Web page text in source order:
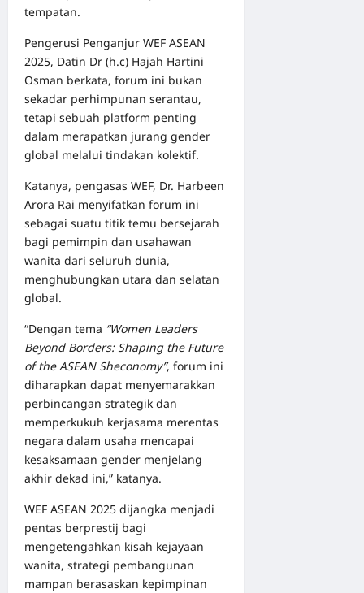
tempatan.
Pengerusi Penganjur WEF ASEAN
2025, Datin Dr (h.c) Hajah Hartini
Osman berkata, forum ini bukan
sekadar perhimpunan serantau,
tetapi sebuah platform penting
dalam merapatkan jurang gender
global melalui tindakan kolektif.
Katanya, pengasas WEF, Dr. Harbeen
Arora Rai menyifatkan forum ini
sebagai suatu titik temu bersejarah
bagi pemimpin dan usahawan
wanita dari seluruh dunia,
menghubungkan utara dan selatan
global.
“Dengan tema “Women Leaders
Beyond Borders: Shaping the Future
of the ASEAN Sheconomy”, forum ini
diharapkan dapat menyemarakkan
perbincangan strategik dan
memperkukuh kerjasama merentas
negara dalam usaha mencapai
kesaksamaan gender menjelang
akhir dekad ini,” katanya.
WEF ASEAN 2025 dijangka menjadi
pentas berprestij bagi
mengetengahkan kisah kejayaan
wanita, strategi pembangunan
mampan berasaskan kepimpinan